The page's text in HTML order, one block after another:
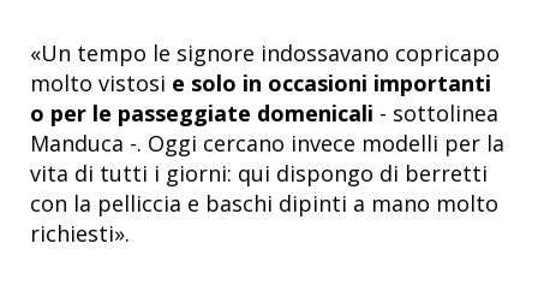
«Un tempo le signore indossavano copricapo
molto vistosi e solo in occasioni importanti
o per le passeggiate domenicali - sottolinea
Manduca -. Oggi cercano invece modelli per la
vita di tutti i giorni: qui dispongo di berretti
con la pelliccia e baschi dipinti a mano molto
richiesti».